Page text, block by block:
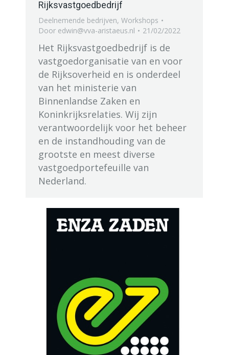
Rijksvastgoedbedrijf
Deelnemende bedrijven, Workshops
Door edwin@vva-aristaeus.nl 21/02/2022
Het Rijksvastgoedbedrijf is de
vastgoedorganisatie van en voor
de Rijksoverheid en is onderdeel
van het ministerie van
Binnenlandse Zaken en
Koninkrijksrelaties. Wij zijn
verantwoordelijk voor het beheer
en de instandhouding van de
grootste en meest diverse
vastgoedportefeuille van
Nederland.